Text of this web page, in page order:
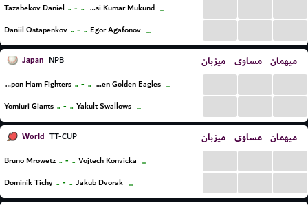
Tazabekov Daniel .. - .. Sasi Kumar Mukund ...
Daniil Ostapenkov .. - .. Egor Agafonov ...
Japan NPB میزبان مساوی میهمان
Hokkaido Nippon Ham Fighters .. - .. Tohoku Rakuten Golden Eagles ...
Yomiuri Giants .. - .. Yakult Swallows ...
World TT-CUP میزبان مساوی میهمان
Bruno Mrowetz .. - .. Vojtech Konvicka ...
Dominik Tichy .. - .. Jakub Dvorak ...